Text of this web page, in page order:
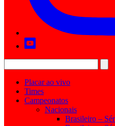
Placar ao vivo
Times
Campeonatos
Nacionais
Brasileiro –